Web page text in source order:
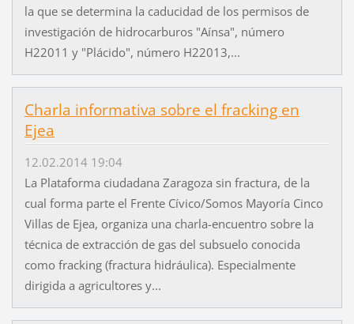
la que se determina la caducidad de los permisos de
investigación de hidrocarburos "Aínsa", número
H22011 y "Plácido", número H22013,...
Charla informativa sobre el fracking en
Ejea
12.02.2014 19:04
La Plataforma ciudadana Zaragoza sin fractura, de la
cual forma parte el Frente Cívico/Somos Mayoría Cinco
Villas de Ejea, organiza una charla-encuentro sobre la
técnica de extracción de gas del subsuelo conocida
como fracking (fractura hidráulica). Especialmente
dirigida a agricultores y...